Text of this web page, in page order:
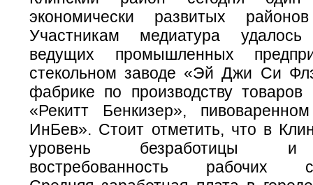
экономически развитых
Участникам медиатура
ведущих промышленных
стекольном заводе «Эй Джи Си
фабрике по производству
«Рекитт Бенкизер»,
ИнБев». Стоит отметить, что в
уровень безработицы и
востребованность рабочих